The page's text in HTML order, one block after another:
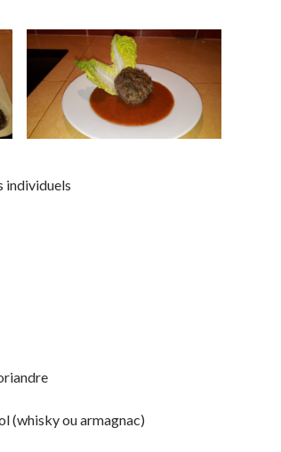
individuels
(whisky ou armagnac)